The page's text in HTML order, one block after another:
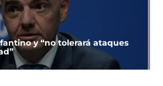
y “no tolerará ataques